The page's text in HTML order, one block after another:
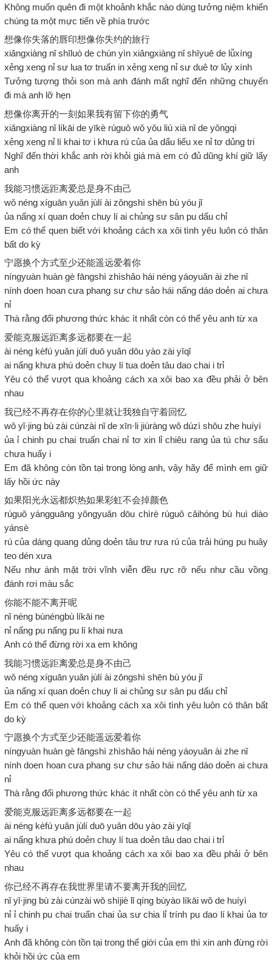
Không muốn quên đi một khoảnh khắc nào dùng tưởng niệm khiến
chúng ta một mực tiến về phía trước
想像你失落的唇印想像你失约的旅行
xiǎngxiàng nǐ shīluò de chún yìn xiǎngxiàng nǐ shīyuē de lǚxíng
xẻng xeng nỉ sư lua tơ truấn in xẻng xeng nỉ sư duê tơ lủy xính
Tưởng tượng thỏi son mà anh đánh mất nghĩ đến những chuyến
đi mà anh lỡ hẹn
想像你离开的一刻如果我有留下你的勇气
xiǎngxiàng nǐ líkāi de yīkè rúguǒ wǒ yǒu liú xià nǐ de yǒngqì
xẻng xeng nỉ lí khai tơ i khưa rú của ủa dẩu liếu xe nỉ tơ dủng tri
Nghĩ đến thời khắc anh rời khỏi giá mà em có đủ dũng khí giữ lấy
anh
我能习惯远距离爱总是身不由己
wǒ néng xíguān yuǎn jùlí ài zǒngshì shēn bù yóu jǐ
ủa nấng xí quan doẻn chuy lí ai chủng sư sân pu dấu chỉ
Em có thể quen biết với khoảng cách xa xôi tình yêu luôn có thân
bất do kỳ
宁愿换个方式至少还能遥远爱着你
níngyuàn huàn gè fāngshì zhìshǎo hái néng yáoyuǎn ài zhe nǐ
nính doen hoan cưa phang sư chư sảo hái nấng dáo doẻn ai chưa
nỉ
Thà rằng đổi phương thức khác ít nhất còn có thể yêu anh từ xa
爱能克服远距离多远都要在一起
ài néng kèfú yuǎn jùlí duō yuǎn dōu yào zài yīqǐ
ai nấng khưa phú doẻn chuy lí tua doẻn tâu dao chai i trỉ
Yêu có thể vượt qua khoảng cách xa xôi bao xa đều phải ở bên
nhau
我已经不再存在你的心里就让我独自守着回忆
wǒ yǐ·jing bù zài cúnzài nǐ de xīn·li jiùràng wǒ dúzì shǒu zhe huíyì
ủa ỉ chinh pu chai truấn chai nỉ tơ xin lỉ chiêu rang ủa tú chư sẩu
chưa huấy i
Em đã không còn tồn tại trong lòng anh, vậy hãy để mình em giữ
lấy hồi ức này
如果阳光永远都炽热如果彩虹不会掉颜色
rúguǒ yángguāng yǒngyuǎn dōu chìrè rúguǒ cǎihóng bù huì diào
yánsè
rú của dáng quang dủng doẻn tâu trư rưa rú của trải húng pu huây
teo dén xưa
Nếu như ánh mặt trời vĩnh viễn đều rực rỡ nếu như cầu vồng
đánh rơi màu sắc
你能不能不离开呢
nǐ néng bùnéngbù líkāi ne
nỉ nấng pu nấng pu lí khai nưa
Anh có thể đừng rời xa em không
我能习惯远距离爱总是身不由己
wǒ néng xíguān yuǎn jùlí ài zǒngshì shēn bù yóu jǐ
ủa nấng xí quan doẻn chuy lí ai chủng sư sân pu dấu chỉ
Em có thể quen với khoảng cách xa xôi tình yêu luôn có thân bất
do kỳ
宁愿换个方式至少还能遥远爱着你
níngyuàn huàn gè fāngshì zhìshǎo hái néng yáoyuǎn ài zhe nǐ
nính doen hoan cưa phang sư chư sảo hái nấng dáo doẻn ai chưa
nỉ
Thà rằng đổi phương thức khác ít nhất còn có thể yêu anh từ xa
爱能克服远距离多远都要在一起
ài néng kèfú yuǎn jùlí duō yuǎn dōu yào zài yīqǐ
ai nấng khưa phú doẻn chuy lí tua doẻn tâu dao chai i trỉ
Yêu có thể vượt qua khoảng cách xa xôi bao xa đều phải ở bên
nhau
你已经不再存在我世界里请不要离开我的回忆
nǐ yǐ·jing bù zài cúnzài wǒ shìjiè lǐ qíng bùyào líkāi wǒ de huíyì
nỉ ỉ chinh pu chai truấn chai ủa sư chia lỉ trính pu dao lí khai ủa tơ
huấy i
Anh đã không còn tồn tại trong thế giới của em thì xin anh đừng rời
khỏi hồi ức của em